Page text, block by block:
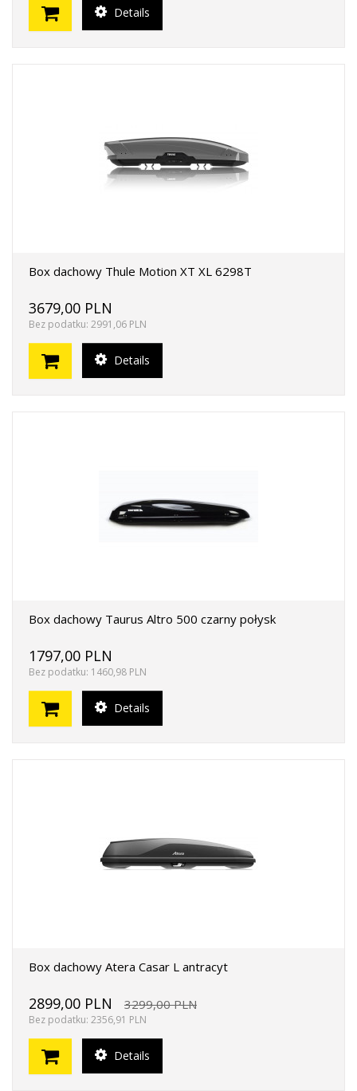
Details
Box dachowy Thule Motion XT XL 6298T
3679,00 PLN
Bez podatku: 2991,06 PLN
Details
Box dachowy Taurus Altro 500 czarny połysk
1797,00 PLN
Bez podatku: 1460,98 PLN
Details
Box dachowy Atera Casar L antracyt
2899,00 PLN 3299,00 PLN
Bez podatku: 2356,91 PLN
Details